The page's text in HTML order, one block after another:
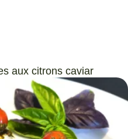
aux citrons caviar